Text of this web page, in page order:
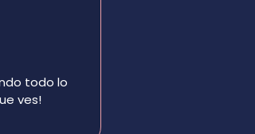
todo lo
ves!